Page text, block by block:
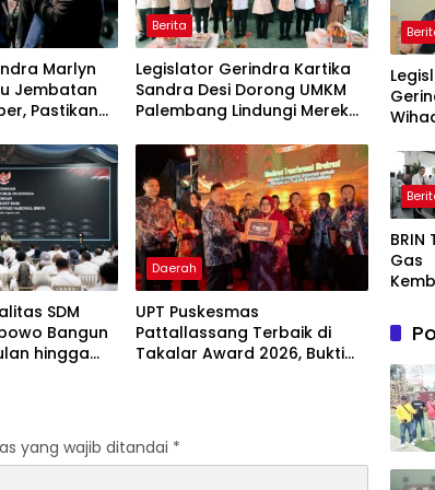
Marlyn
Jembatan
Pastikan
Berita
Legislator Gerindra Kartika
Sandra Desi Dorong UMKM
Palembang Lindungi Merek
SDM
Bangun
hingga
Daerah
UPT Puskesmas
Pattallassang Terbaik di
Takalar Award 2026, Bukti
yang wajib ditandai *
agar
Gas
or